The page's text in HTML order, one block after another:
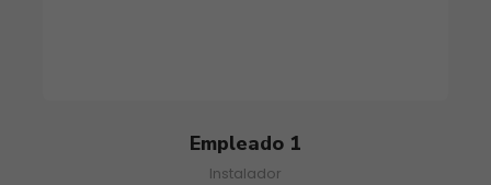
Empleado 1
Instalador